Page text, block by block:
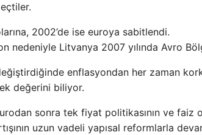
2002’de ise euroya sabitlendi.
nedeniyle Litvanya 2007 yılında Avro
enflasyondan her zaman
değerini biliyor.
sonra tek fiyat politikasının ve faiz
uzun vadeli yapısal reformlarla